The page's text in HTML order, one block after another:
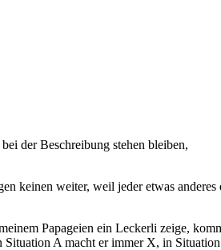
der Beschreibung stehen bleiben,
keinen weiter, weil jeder etwas anderes
Papageien ein Leckerli zeige,
Situation A macht er immer X, in